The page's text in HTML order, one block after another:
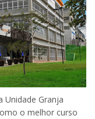
Unidade Granja
o melhor curso